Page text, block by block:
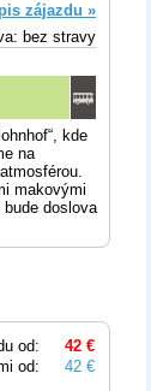
zájazdu »
bez stravy
kde
na
makovými
doslova
od:
42 €
od:
42 €